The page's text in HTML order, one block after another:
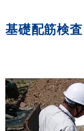
基礎配筋検査